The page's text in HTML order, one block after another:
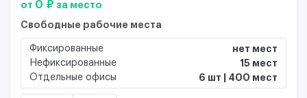
от 0 ₽ за место
Свободные рабочие места
Фиксированные
нет мест
Нефиксированные
15 мест
Отдельные офисы
6 шт | 400 мест